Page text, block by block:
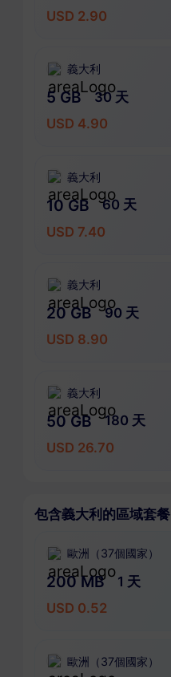
USD 2.90
義大利
5 GB
30 天
USD 4.90
義大利
10 GB
60 天
USD 7.40
義大利
20 GB
90 天
USD 8.90
義大利
50 GB
180 天
USD 26.70
包含義大利的區域套餐
歐洲（37個國家）
200 MB
1 天
USD 0.52
歐洲（37個國家）